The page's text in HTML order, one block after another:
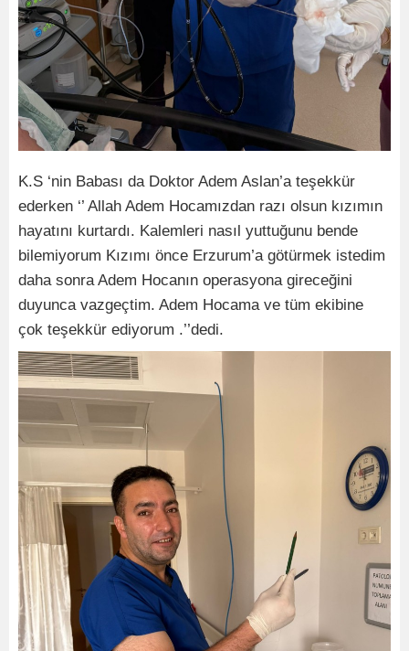
K.S ‘nin Babası da Doktor Adem Aslan’a teşekkür
ederken ‘’ Allah Adem Hocamızdan razı olsun kızımın
hayatını kurtardı. Kalemleri nasıl yuttuğunu bende
bilemiyorum Kızımı önce Erzurum’a götürmek istedim
daha sonra Adem Hocanın operasyona gireceğini
duyunca vazgeçtim. Adem Hocama ve tüm ekibine
çok teşekkür ediyorum .’’dedi.